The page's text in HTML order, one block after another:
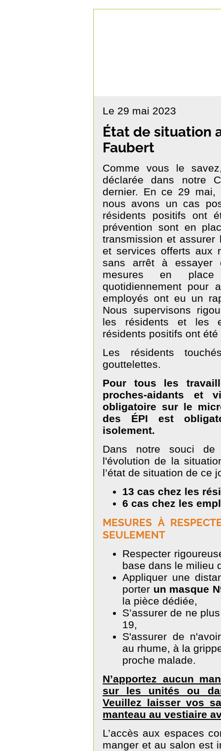
Le 29 mai 2023
État de situation
Faubert
Comme vous le
déclarée dans notre
dernier. En ce 29
nous avons un cas
résidents positifs ont
prévention sont en
transmission et
et services offerts aux
sans arrêt à essayer
mesures en
quotidiennement pour
employés ont eu un
Nous supervisons
les résidents et les
résidents positifs ont
Les résidents
gouttelettes.
Pour tous les
proches-aidants et
obligatoire sur le
des ÉPI est
isolement.
Dans notre souci
l'évolution de la
l’état de situation de ce
13 cas chez les
6 cas chez les
MESURES À
SEULEMENT
Respecter
base dans le milieu
Appliquer une
porter un masque
la pièce dédiée,
S’assurer de ne
19,
S'assurer de
au rhume, à la
proche malade.
N’apportez aucun
sur les unités ou
Veuillez laisser vos
manteau au vestiaire
L’accès aux espaces
manger et au salon est